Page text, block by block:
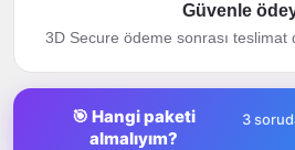
Güvenle
3D Secure ödeme sonrası teslimat
🎯 Hangi paketi
almalıyım?
3